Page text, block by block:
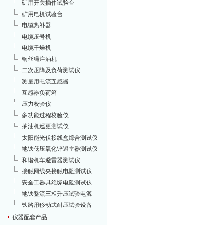
矿用开关插件试验台
矿用电机试验台
电缆热补器
电缆压号机
电缆干燥机
钢丝绳注油机
二次压降及负荷测试仪
测量用电流互感器
互感器负荷箱
压力校验仪
多功能过程校验仪
抽油机巡更测试仪
太阳能光伏接线盒综合测试仪
地铁低压氧化锌避雷器测试仪
和谐机车避雷器测试仪
接触网线夹接触电阻测试仪
安全工器具绝缘电阻测试仪
地铁整流三相升压试验电源
铁路用移动式耐压试验设备
仪器配套产品